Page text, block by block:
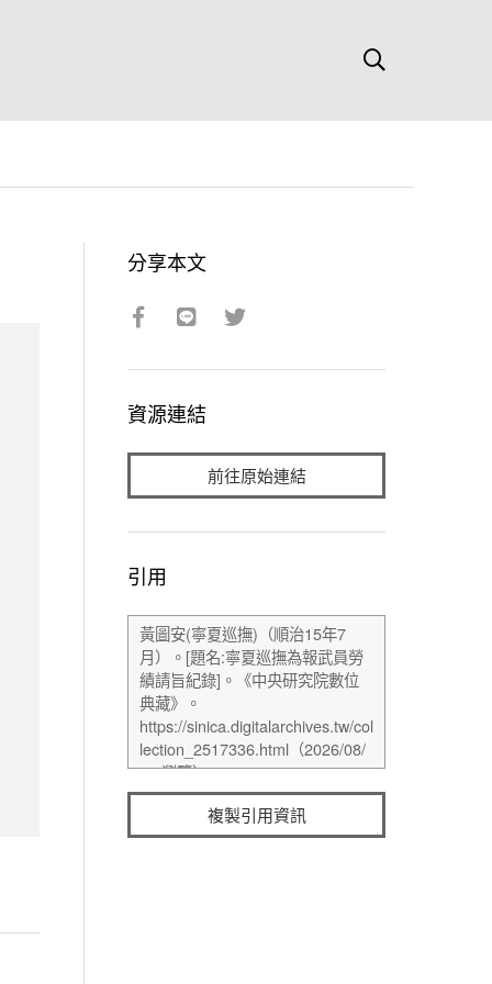
分享本文
資源連結
前往原始連結
引用
複製引用資訊